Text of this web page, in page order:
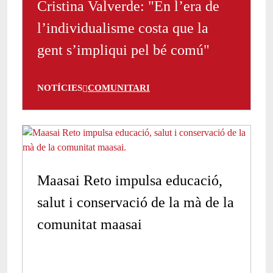
Cristina Valverde: "En l’era de
l’individualisme costa que la
gent s’impliqui pel bé comú"
NOTÍCIES COMUNITARI
Maasai Reto impulsa educació,
salut i conservació de la mà de la
comunitat maasai